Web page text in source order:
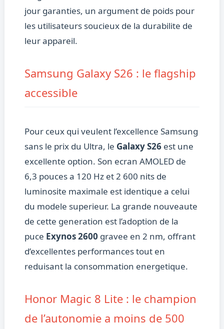
jour garanties, un argument de poids pour
les utilisateurs soucieux de la durabilite de
leur appareil.
Samsung Galaxy S26 : le flagship
accessible
Pour ceux qui veulent l’excellence Samsung
sans le prix du Ultra, le Galaxy S26est une
excellente option. Son ecran AMOLED de
6,3 pouces a 120 Hz et 2 600 nits de
luminosite maximale est identique a celui
du modele superieur. La grande nouveaute
de cette generation est l’adoption de la
puce Exynos 2600 gravee en 2 nm, offrant
d’excellentes performances tout en
reduisant la consommation energetique.
Honor Magic 8 Lite : le champion
de l’autonomie a moins de 500